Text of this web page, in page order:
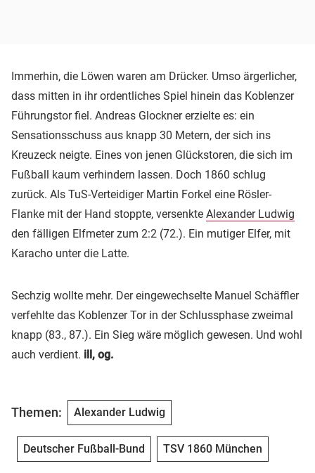
Immerhin, die Löwen waren am Drücker. Umso ärgerlicher,
dass mitten in ihr ordentliches Spiel hinein das Koblenzer
Führungstor fiel. Andreas Glockner erzielte es: ein
Sensationsschuss aus knapp 30 Metern, der sich ins
Kreuzeck neigte. Eines von jenen Glückstoren, die sich im
Fußball kaum verhindern lassen. Doch 1860 schlug
zurück. Als TuS-Verteidiger Martin Forkel eine Rösler-
Flanke mit der Hand stoppte, versenkte Alexander Ludwig
den fälligen Elfmeter zum 2:2 (72.). Ein mutiger Elfer, mit
Karacho unter die Latte.
Sechzig wollte mehr. Der eingewechselte Manuel Schäffler
verfehlte das Koblenzer Tor in der Schlussphase zweimal
knapp (83., 87.). Ein Sieg wäre möglich gewesen. Und wohl
auch verdient. ill, og.
Themen: Alexander Ludwig
Deutscher Fußball-Bund TSV 1860 München